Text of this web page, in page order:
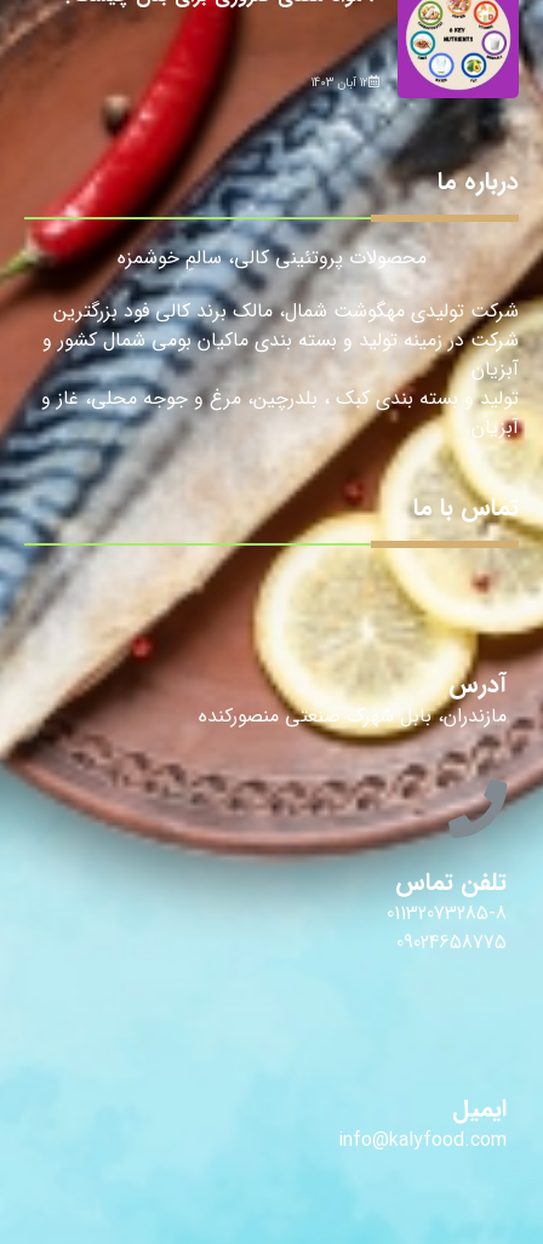
12 آبان 1403
درباره ما
محصولات پروتئینی کالی، سالمِ خوشمزه
شرکت تولیدی مهگوشت شمال، مالک برند کالی فود بزرگترین
شرکت در زمینه تولید و بسته بندی ماکیان بومی شمال کشور و
آبزیان
تولید و بسته بندی کبک ، بلدرچین، مرغ و جوجه محلی، غاز و
آبزیان.
تماس با ما
آدرس
مازندران، بابل شهرک صنعتی منصورکنده
تلفن تماس
01132073285-8
09024658775
ایمیل
info@kalyfood.com